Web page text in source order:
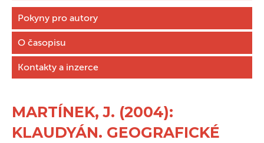
Pokyny pro autory
O časopisu
Kontakty a inzerce
MARTÍNEK, J. (2004):
KLAUDYÁN. GEOGRAFICKÉ